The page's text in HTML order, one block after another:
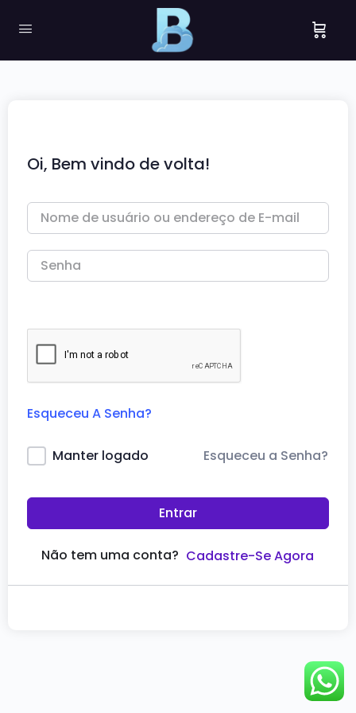
Oi, Bem vindo de volta!
Esqueceu A Senha?
Manter logado Esqueceu a Senha?
Entrar
Não tem uma conta? Cadastre-Se Agora